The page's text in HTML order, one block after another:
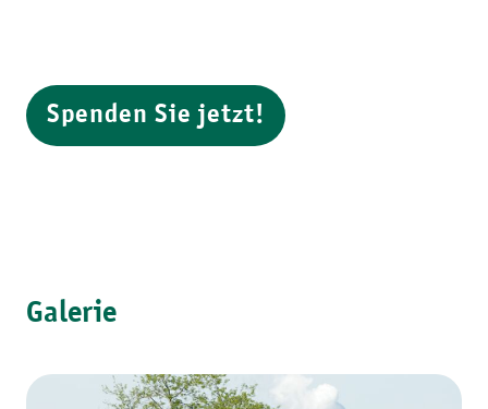
Spenden Sie jetzt!
Galerie